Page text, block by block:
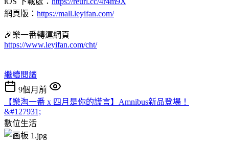
網頁版： https://mall.leyifan.com/
🎉樂一番轉運網頁
https://www.leyifan.com/cht/
繼續閱讀
9個月前
【樂淘一番 x 四月是你的謊言】Amnibus新品登場！
&#127931;
數位生活